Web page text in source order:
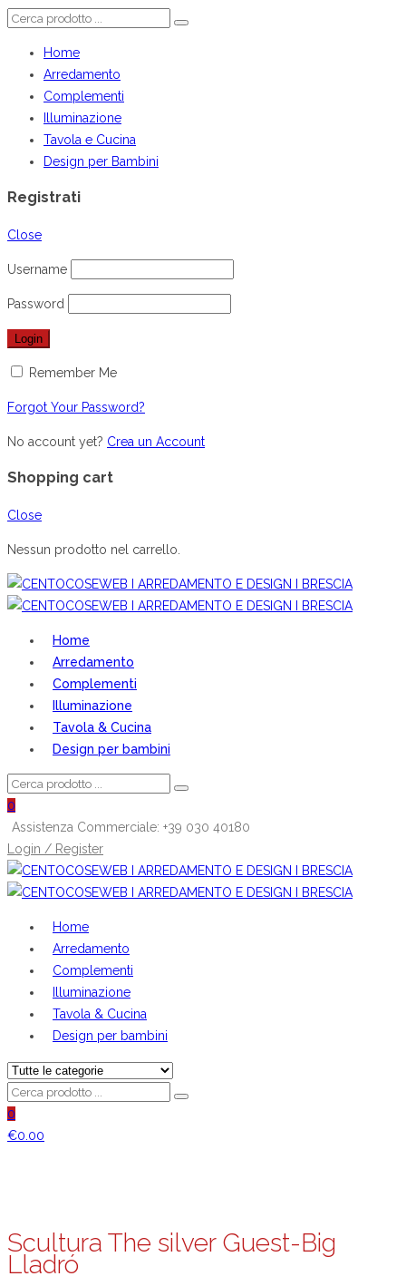
Home
Arredamento
Complementi
Illuminazione
Tavola e Cucina
Design per Bambini
Registrati
Close
Username
Password
Remember Me
Forgot Your Password?
No account yet? Crea un Account
Shopping cart
Close
Nessun prodotto nel carrello.
Home
Arredamento
Complementi
Illuminazione
Tavola & Cucina
Design per bambini
0
Assistenza Commerciale: +39 030 40180
Login / Register
Home
Arredamento
Complementi
Illuminazione
Tavola & Cucina
Design per bambini
0
€0.00
Scultura The silver Guest-Big
Lladró